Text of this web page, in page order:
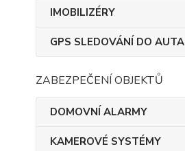
IMOBILIZÉRY
GPS SLEDOVÁNÍ DO AUTA
ZABEZPEČENÍ OBJEKTŮ
DOMOVNÍ ALARMY
KAMEROVÉ SYSTÉMY